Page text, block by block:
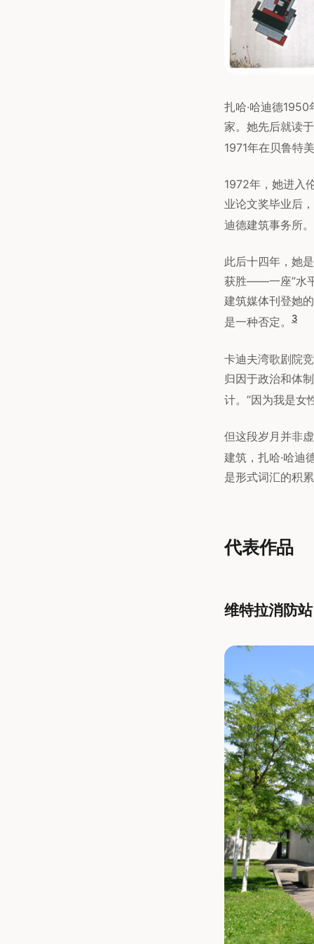
扎哈·哈迪德
家。她先后就读
1971年在贝鲁特
1972年，她进入
业论文奖毕业后
迪德建筑事务所。
此后十四年，她
获胜——一座”水
建筑媒体刊登她
是一种否定。
3
卡迪夫湾歌剧院
归因于政治和体
计。”因为我是女
但这段岁月并非
建筑，扎哈·哈迪
是形式词汇的积
代表作品
维特拉消防